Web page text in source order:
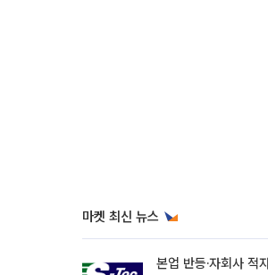
마켓 최신 뉴스
본업 반등·자회사 적